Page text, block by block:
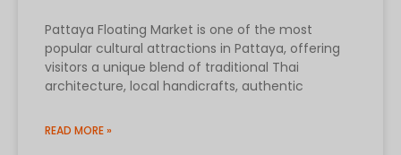
Pattaya Floating Market is one of the most
popular cultural attractions in Pattaya, offering
visitors a unique blend of traditional Thai
architecture, local handicrafts, authentic
READ MORE »